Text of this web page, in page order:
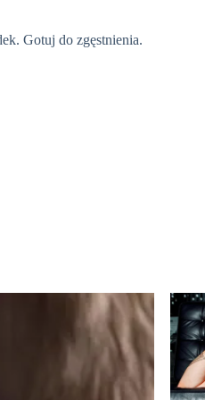
Gotuj do zgęstnienia.